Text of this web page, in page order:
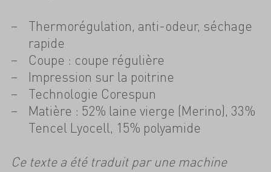
Thermorégulation, anti-odeur, séchage
rapide
Coupe : coupe régulière
Impression sur la poitrine
Technologie Corespun
Matière : 52% laine vierge (Merino), 33%
Tencel Lyocell, 15% polyamide
Ce texte a été traduit par une machine